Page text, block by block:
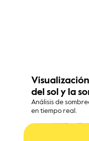
del sol y la
Análisis de
en tiempo real.